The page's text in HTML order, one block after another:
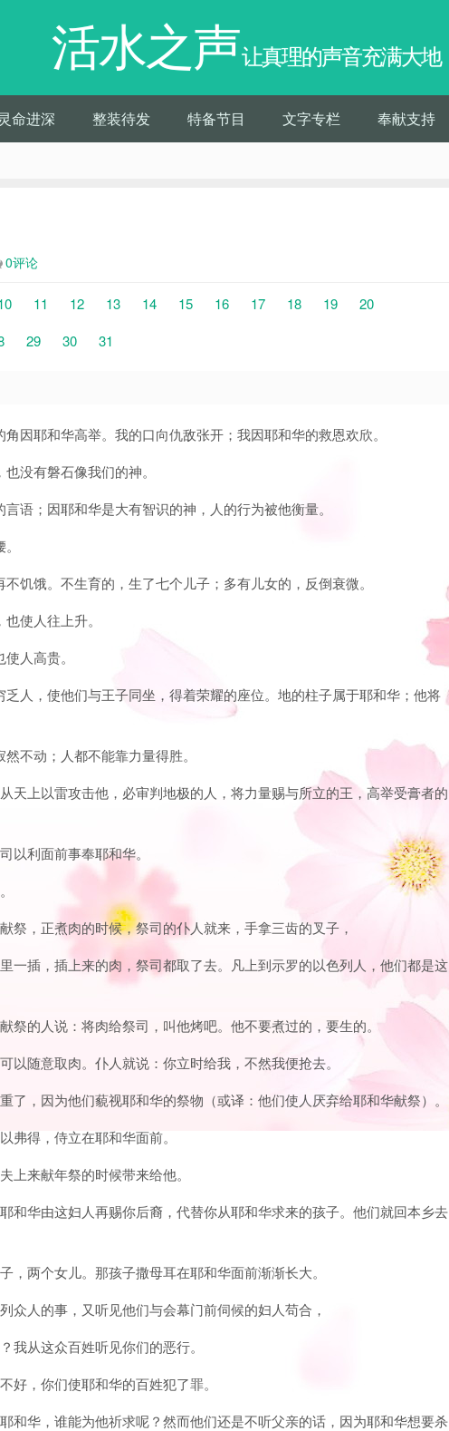
活水之声让真理的声音充满大地
灵命进深 整装待发 特备节目 文字专栏 奉献支持
0评论
11 12 13 14 15 16 17 18 19
20
29 30 31
因耶和华高举。我的口向仇敌张开；我因耶和华的救恩欢欣。
没有磐石像我们的神。
语；因耶和华是大有智识的神，人的行为被他衡量。
饥饿。不生育的，生了七个儿子；多有儿女的，反倒衰微。
使人往上升。
人高贵。
人，使他们与王子同坐，得着荣耀的座位。地的柱子属于耶和华；他将
不动；人都不能靠力量得胜。
天上以雷攻击他，必审判地极的人，将力量赐与所立的王，高举受膏者的
以利面前事奉耶和华。
祭，正煮肉的时候，祭司的仆人就来，手拿三齿的叉子，
一插，插上来的肉，祭司都取了去。凡上到示罗的以色列人，他们都是这
祭的人说：将肉给祭司，叫他烤吧。他不要煮过的，要生的。
以随意取肉。仆人就说：你立时给我，不然我便抢去。
了，因为他们藐视耶和华的祭物（或译：他们使人厌弃给耶和华献祭）。
弗得，侍立在耶和华面前。
上来献年祭的时候带来给他。
和华由这妇人再赐你后裔，代替你从耶和华求来的孩子。他们就回本乡去
，两个女儿。那孩子撒母耳在耶和华面前渐渐长大。
众人的事，又听见他们与会幕门前伺候的妇人苟合，
我从这众百姓听见你们的恶行。
好，你们使耶和华的百姓犯了罪。
和华，谁能为他祈求呢？然而他们还是不听父亲的话，因为耶和华想要杀